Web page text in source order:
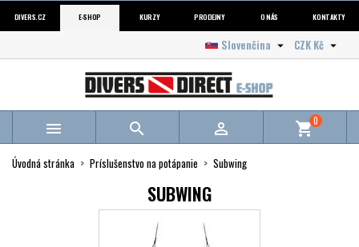
DIVERS.CZ E-SHOP KURZY PRODEJNY O NÁS KONTAKTY
CZK Kč 
Slovenčina 
   shopping_cart0
Úvodná stránka Príslušenstvo na potápanie Subwing
SUBWING